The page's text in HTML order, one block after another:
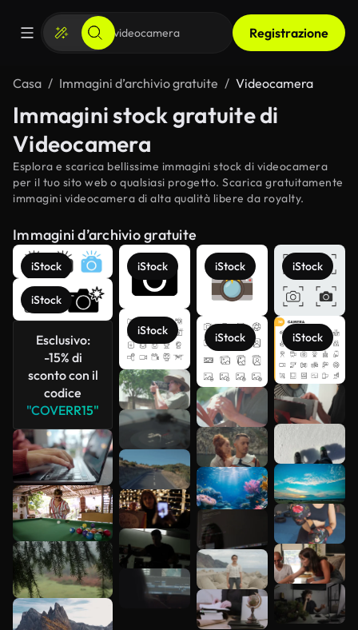
Registrazione
Casa Immagini d’archivio gratuite Videocamera
Immagini stock gratuite di
Videocamera
Esplora e scarica bellissime immagini stock di videocamera
per il tuo sito web o qualsiasi progetto. Scarica gratuitamente
immagini videocamera di alta qualità libere da royalty.
Immagini d’archivio gratuite
iStock
iStock
Esclusivo:
-15% di
sconto con il
codice
"COVERR15"
iStock
iStock
iStock
iStock
iStock
iStock
Scopri di
più